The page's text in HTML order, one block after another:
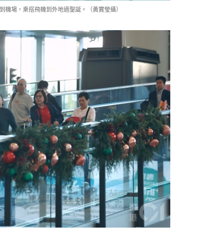
場，乘搭飛機到外地過聖誕。（黃寶瑩攝）